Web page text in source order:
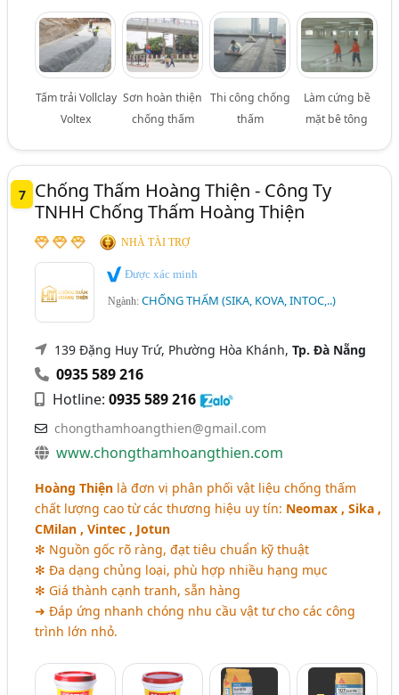
Tấm trải Vollclay
Voltex
Sơn hoàn thiện
chống thấm
Thi công chống
thấm
Làm cứng bề
mặt bê tông
7
Chống Thấm Hoàng Thiện - Công Ty
TNHH Chống Thấm Hoàng Thiện
NHÀ TÀI TRỢ
Được xác minh
Ngành:CHỐNG THẤM (SIKA, KOVA, INTOC,..)
139 Đặng Huy Trứ, Phường Hòa Khánh,Tp. Đà Nẵng
0935 589 216
Hotline:0935 589 216
chongthamhoangthien@gmail.com
www.chongthamhoangthien.com
Hoàng Thiện là đơn vị phân phối vật liệu chống thấm
chất lượng cao từ các thương hiệu uy tín: Neomax , Sika ,
CMilan , Vintec , Jotun
✻ Nguồn gốc rõ ràng, đạt tiêu chuẩn kỹ thuật
✻ Đa dạng chủng loại, phù hợp nhiều hạng mục
✻ Giá thành cạnh tranh, sẵn hàng
➜ Đáp ứng nhanh chóng nhu cầu vật tư cho các công
trình lớn nhỏ.